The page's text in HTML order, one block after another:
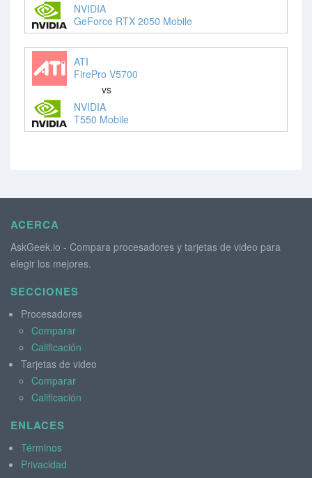
NVIDIA
GeForce RTX 2050 Mobile
ATI
FirePro V5700
vs
NVIDIA
T550 Mobile
ACERCA
AskGeek.io - Compara procesadores y tarjetas de video para
elegir los mejores.
SECCIONES
Procesadores
Comparar
Calificación
Tarjetas de video
Comparar
Calificación
ENLACES
Términos
Privacidad